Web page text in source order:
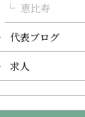
恵比寿
代表ブログ
求人